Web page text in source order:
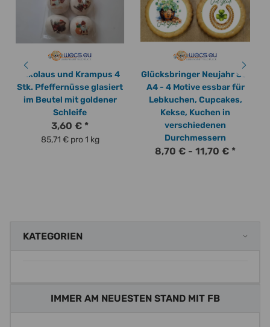
Nikolaus und Krampus 4
Stk. Pfeffernüsse glasiert
im Beutel mit goldener
Schleife
3,60 € *
85,71 € pro 1 kg
Glücksbringer Neujahr Set
A4 - 4 Motive essbar für
Lebkuchen, Cupcakes,
Kekse, Kuchen in
verschiedenen
Durchmessern
8,70 € - 11,70 € *
KATEGORIEN
IMMER AM NEUESTEN STAND MIT FB